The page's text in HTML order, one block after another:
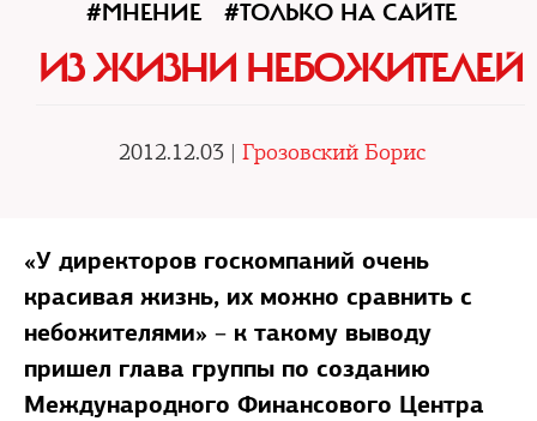
#МНЕНИЕ #ТОЛЬКО НА САЙТЕ
ИЗ ЖИЗНИ НЕБОЖИТЕЛЕЙ
2012.12.03 | Грозовский Борис
«У директоров госкомпаний очень
красивая жизнь, их можно сравнить с
небожителями» – к такому выводу
пришел глава группы по созданию
Международного Финансового Центра